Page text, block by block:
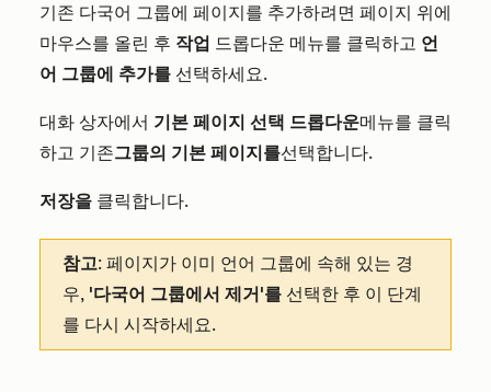
기존 다국어 그룹에 페이지를 추가하려면 페이지 위에
마우스를 올린 후 작업 드롭다운 메뉴를 클릭하고 언
어 그룹에 추가를 선택하세요.
대화 상자에서 기본 페이지 선택 드롭다운메뉴를 클릭
하고 기존그룹의 기본 페이지를선택합니다.
저장을 클릭합니다.
참고: 페이지가 이미 언어 그룹에 속해 있는 경
우, '다국어 그룹에서 제거'를 선택한 후 이 단계
를 다시 시작하세요.